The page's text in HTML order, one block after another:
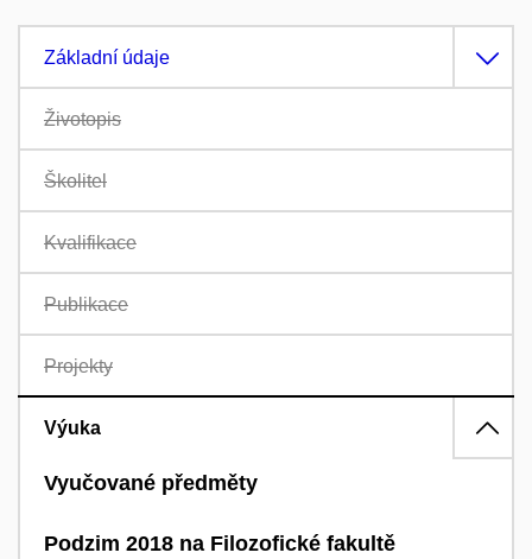
Základní údaje
Životopis
Školitel
Kvalifikace
Publikace
Projekty
Výuka
Vyučované předměty
Podzim 2018 na Filozofické fakultě